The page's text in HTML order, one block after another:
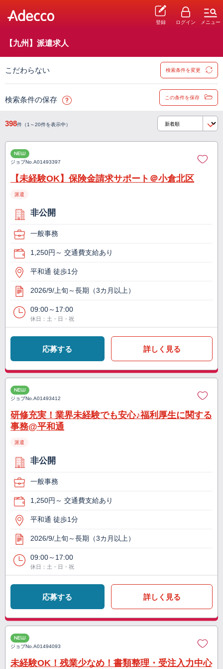
登録 ログイン メニュー
【九州】派遣求人
こだわらない 検索条件を変更
検索条件の保存 この条件を保存
398件（1～20件を表示中）
NEW
ジョブNo.A01493397
【未経験OK】保険金請求サポート＠小倉北区
派遣
非公開
一般事務
1,250円～ 交通費支給あり
平和通 徒歩1分
2026/9/上旬～長期（3カ月以上）
09:00～17:00
休日：土・日・祝
応募する 詳しく見る
NEW
ジョブNo.A01493412
研修充実！業界未経験でも安心♪福利厚生に関する
事務@平和通
派遣
非公開
一般事務
1,250円～ 交通費支給あり
平和通 徒歩1分
2026/9/上旬～長期（3カ月以上）
09:00～17:00
休日：土・日・祝
応募する 詳しく見る
NEW
ジョブNo.A01494093
未経験OK！残業少なめ！書類整理・受注入力中心